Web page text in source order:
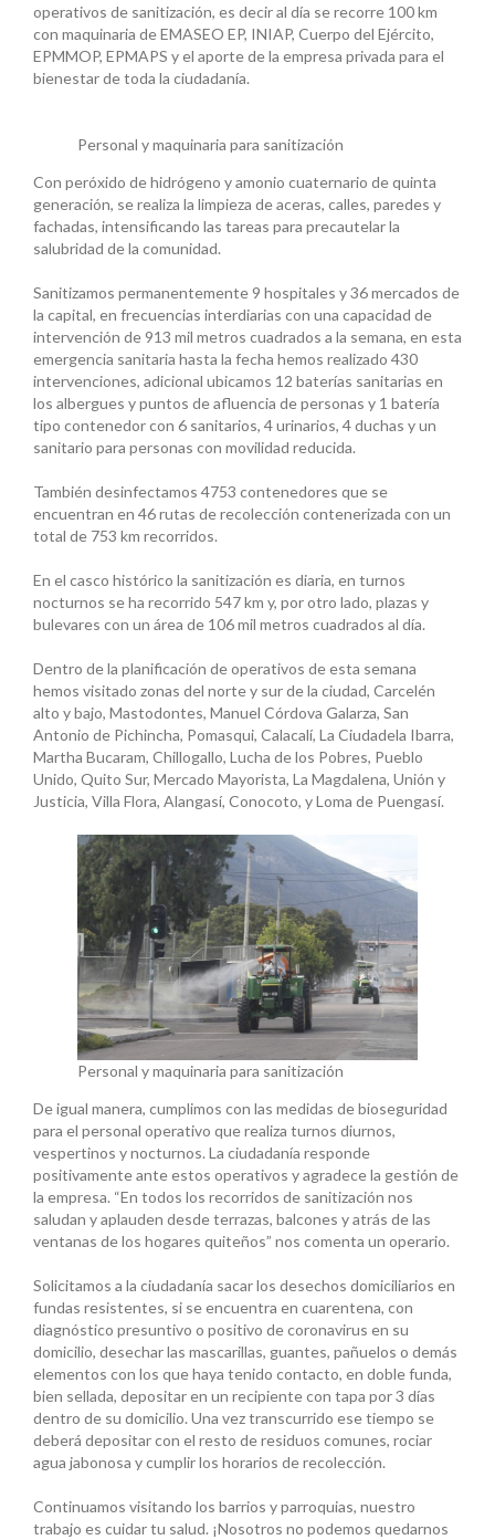
operativos de sanitización, es decir al día se recorre 100 km
con maquinaria de EMASEO EP, INIAP, Cuerpo del Ejército,
EPMMOP, EPMAPS y el aporte de la empresa privada para el
bienestar de toda la ciudadanía.
Personal y maquinaria para sanitización
Con peróxido de hidrógeno y amonio cuaternario de quinta
generación, se realiza la limpieza de aceras, calles, paredes y
fachadas, intensificando las tareas para precautelar la
salubridad de la comunidad.
Sanitizamos permanentemente 9 hospitales y 36 mercados de
la capital, en frecuencias interdiarias con una capacidad de
intervención de 913 mil metros cuadrados a la semana, en esta
emergencia sanitaria hasta la fecha hemos realizado 430
intervenciones, adicional ubicamos 12 baterías sanitarias en
los albergues y puntos de afluencia de personas y 1 batería
tipo contenedor con 6 sanitarios, 4 urinarios, 4 duchas y un
sanitario para personas con movilidad reducida.
También desinfectamos 4753 contenedores que se
encuentran en 46 rutas de recolección contenerizada con un
total de 753 km recorridos.
En el casco histórico la sanitización es diaria, en turnos
nocturnos se ha recorrido 547 km y, por otro lado, plazas y
bulevares con un área de 106 mil metros cuadrados al día.
Dentro de la planificación de operativos de esta semana
hemos visitado zonas del norte y sur de la ciudad, Carcelén
alto y bajo, Mastodontes, Manuel Córdova Galarza, San
Antonio de Pichincha, Pomasqui, Calacalí, La Ciudadela Ibarra,
Martha Bucaram, Chillogallo, Lucha de los Pobres, Pueblo
Unido, Quito Sur, Mercado Mayorista, La Magdalena, Unión y
Justicia, Villa Flora, Alangasí, Conocoto, y Loma de Puengasí.
Personal y maquinaria para sanitización
De igual manera, cumplimos con las medidas de bioseguridad
para el personal operativo que realiza turnos diurnos,
vespertinos y nocturnos. La ciudadanía responde
positivamente ante estos operativos y agradece la gestión de
la empresa. “En todos los recorridos de sanitización nos
saludan y aplauden desde terrazas, balcones y atrás de las
ventanas de los hogares quiteños” nos comenta un operario.
Solicitamos a la ciudadanía sacar los desechos domiciliarios en
fundas resistentes, si se encuentra en cuarentena, con
diagnóstico presuntivo o positivo de coronavirus en su
domicilio, desechar las mascarillas, guantes, pañuelos o demás
elementos con los que haya tenido contacto, en doble funda,
bien sellada, depositar en un recipiente con tapa por 3 días
dentro de su domicilio. Una vez transcurrido ese tiempo se
deberá depositar con el resto de residuos comunes, rociar
agua jabonosa y cumplir los horarios de recolección.
Continuamos visitando los barrios y parroquias, nuestro
trabajo es cuidar tu salud. ¡Nosotros no podemos quedarnos